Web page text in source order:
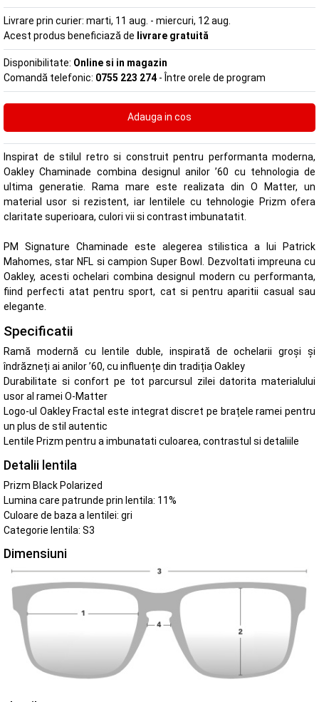
Livrare prin curier: marti, 11 aug. - miercuri, 12 aug.
Acest produs beneficiază de livrare gratuită
Disponibilitate: Online si in magazin
Comandă telefonic: 0755 223 274 - Între orele de program
Inspirat de stilul retro si construit pentru performanta moderna,
Oakley Chaminade combina designul anilor ’60 cu tehnologia de
ultima generatie. Rama mare este realizata din O Matter, un
material usor si rezistent, iar lentilele cu tehnologie Prizm ofera
claritate superioara, culori vii si contrast imbunatatit.
PM Signature Chaminade este alegerea stilistica a lui Patrick
Mahomes, star NFL si campion Super Bowl. Dezvoltati impreuna cu
Oakley, acesti ochelari combina designul modern cu performanta,
fiind perfecti atat pentru sport, cat si pentru aparitii casual sau
elegante.
Specificatii
Ramă modernă cu lentile duble, inspirată de ochelarii groși și
îndrăzneți ai anilor ’60, cu influențe din tradiția Oakley
Durabilitate si confort pe tot parcursul zilei datorita materialului
usor al ramei O-Matter
Logo-ul Oakley Fractal este integrat discret pe brațele ramei pentru
un plus de stil autentic
Lentile Prizm pentru a imbunatati culoarea, contrastul si detaliile
Detalii lentila
Prizm Black Polarized
Lumina care patrunde prin lentila: 11%
Culoare de baza a lentilei: gri
Categorie lentila: S3
Dimensiuni